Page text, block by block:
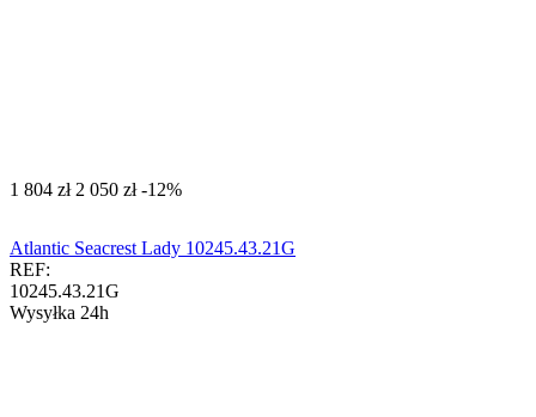
‍1 804‍ zł ‍2 050‍ zł -12%
Atlantic Seacrest Lady 10245.43.21G
REF:
10245.43.21G
Wysyłka 24h